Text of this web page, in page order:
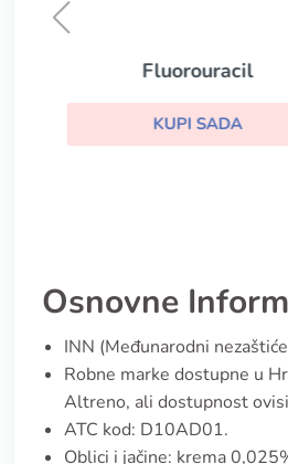
Fluorouracil
KUPI SADA
Osnovne
INN (Međunarodni
Robne marke dostupne u
Altreno, ali dostupnost
ATC kod: D10AD01.
Oblici i jačine: krema